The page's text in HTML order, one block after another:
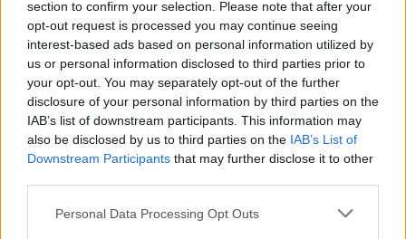
section to confirm your selection. Please note that after your
opt-out request is processed you may continue seeing
interest-based ads based on personal information utilized by
us or personal information disclosed to third parties prior to
your opt-out. You may separately opt-out of the further
disclosure of your personal information by third parties on the
IAB’s list of downstream participants. This information may
also be disclosed by us to third parties on the IAB’s List of
Downstream Participants that may further disclose it to other
Please note that this website/app uses one or more Google
Personal Data Processing Opt Outs
ügyei” voltak, „félbemaradt dolgok”, „amit nem lehet tovább
halogatni”. Minden mondata sürgetés volt, csak szépen
Camila megtette az első lépést. Átutalt egy közepes
összeget, „hogy kapjon levegőt”. Ez nem megmentés volt,
hanem csali.
sok volt, a kedvessége hirtelen és színpadias.